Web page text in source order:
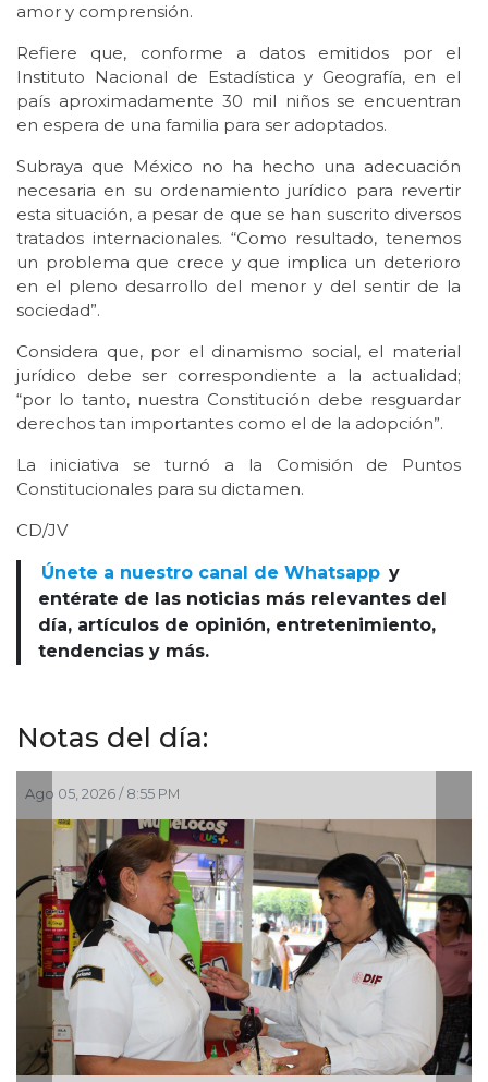
amor y comprensión.
Refiere que, conforme a datos emitidos por el
Instituto Nacional de Estadística y Geografía, en el
país aproximadamente 30 mil niños se encuentran
en espera de una familia para ser adoptados.
Subraya que México no ha hecho una adecuación
necesaria en su ordenamiento jurídico para revertir
esta situación, a pesar de que se han suscrito diversos
tratados internacionales. “Como resultado, tenemos
un problema que crece y que implica un deterioro
en el pleno desarrollo del menor y del sentir de la
sociedad”.
Considera que, por el dinamismo social, el material
jurídico debe ser correspondiente a la actualidad;
“por lo tanto, nuestra Constitución debe resguardar
derechos tan importantes como el de la adopción”.
La iniciativa se turnó a la Comisión de Puntos
Constitucionales para su dictamen.
CD/JV
Únete a nuestro canal de Whatsapp y
entérate de las noticias más relevantes del
día, artículos de opinión, entretenimiento,
tendencias y más.
Notas del día:
2026 / 8:55 PM